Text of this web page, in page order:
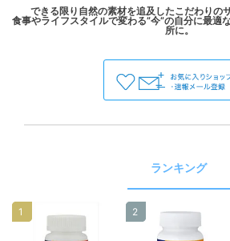
できる限り自然の素材を追及したこだわりの
食事やライフスタイルで変わる”今”の自分に最適
ランキング
1 2